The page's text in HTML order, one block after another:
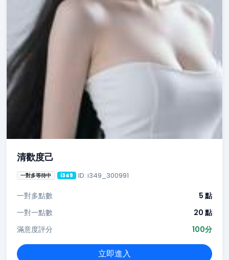
清歡度己
一對多等待中 i349 ID: i349_300991
一對多點數
5 點
一對一點數
20 點
滿意度評分
100分
立即進入